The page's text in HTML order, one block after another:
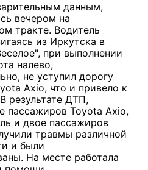
данным,
вечером на
тракте. Водитель
из Иркутска в
при выполнении
налево,
не уступил дорогу
Axio, что и привело к
результате ДТП,
пассажиров Toyota Axio,
и двое пассажиров
травмы различной
и были
На месте работала